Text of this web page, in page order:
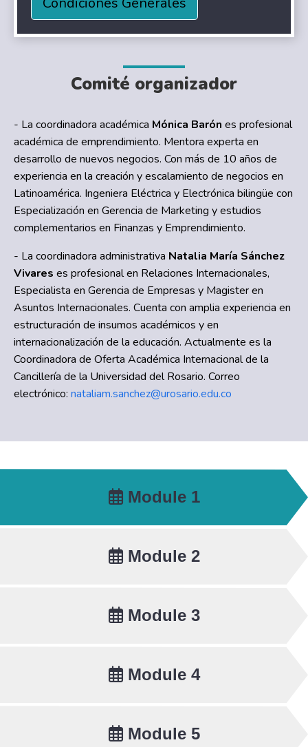
Comité organizador
- La coordinadora académica Mónica Barón es profesional
académica de emprendimiento. Mentora experta en
desarrollo de nuevos negocios. Con más de 10 años de
experiencia en la creación y escalamiento de negocios en
Latinoamérica. Ingeniera Eléctrica y Electrónica bilingüe con
Especialización en Gerencia de Marketing y estudios
complementarios en Finanzas y Emprendimiento.
- La coordinadora administrativa Natalia María Sánchez
Vivares es profesional en Relaciones Internacionales,
Especialista en Gerencia de Empresas y Magister en
Asuntos Internacionales. Cuenta con amplia experiencia en
estructuración de insumos académicos y en
internacionalización de la educación. Actualmente es la
Coordinadora de Oferta Académica Internacional de la
Cancillería de la Universidad del Rosario. Correo
electrónico: nataliam.sanchez@urosario.edu.co
Module 1
Module 2
Module 3
Module 4
Module 5